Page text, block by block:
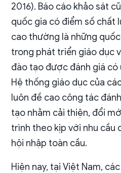
2016). Báo cáo khảo sát
quốc gia có điểm số chất
cao thường là những
trong phát triển giáo dục
đào tạo được đánh giá có
Hệ thống giáo dục của
luôn đề cao công tác
tạo nhằm cải thiện, đổi
trình theo kịp với nhu cầu
hội nhập toàn cầu.
Hiện nay, tại Việt Nam,